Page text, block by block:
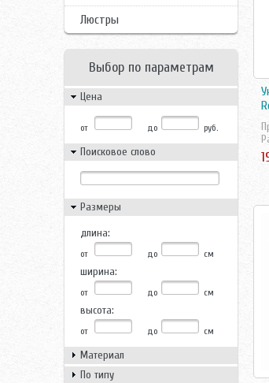
Люстры
Выбор по параметрам
Цена
от до руб.
Поисковое слово
Размеры
длина:
от до см
ширина:
от до см
высота:
от до см
Материал
По типу